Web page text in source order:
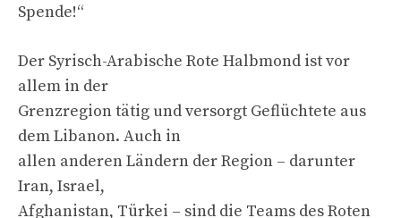
Spende!“
Der Syrisch-Arabische Rote Halbmond ist vor
allem in der
Grenzregion tätig und versorgt Geflüchtete aus
dem Libanon. Auch in
allen anderen Ländern der Region – darunter
Iran, Israel,
Afghanistan, Türkei – sind die Teams des Roten